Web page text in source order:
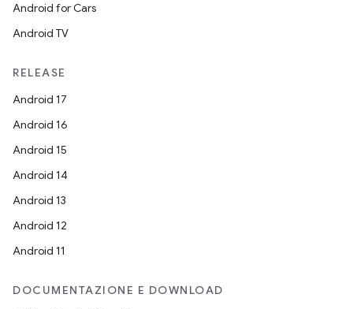
Android for Cars
Android TV
RELEASE
Android 17
Android 16
Android 15
Android 14
Android 13
Android 12
Android 11
DOCUMENTAZIONE E DOWNLOAD